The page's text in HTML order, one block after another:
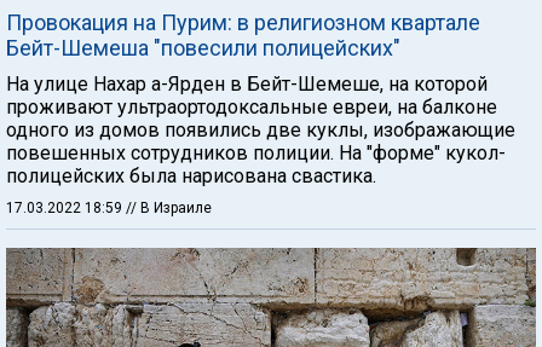
Провокация на Пурим: в религиозном квартале
Бейт-Шемеша "повесили полицейских"
На улице Нахар а-Ярден в Бейт-Шемеше, на которой
проживают ультраортодоксальные евреи, на балконе
одного из домов появились две куклы, изображающие
повешенных сотрудников полиции. На "форме" кукол-
полицейских была нарисована свастика.
17.03.2022 18:59 // В Израиле